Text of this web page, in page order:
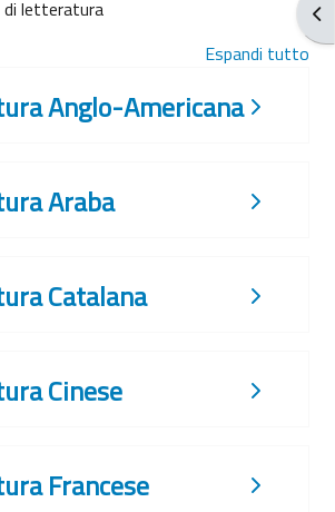
di letteratura
Espandi tutto
Anglo-Americana
Araba
Catalana
Cinese
Francese